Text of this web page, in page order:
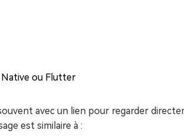
ou Flutter
avec un lien pour regarder
est similaire à :